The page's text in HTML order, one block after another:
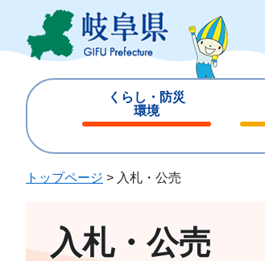
ジ
ュ
くらし・防災
環境
じ
じ
トップページ > 入札・公売
入札・公売